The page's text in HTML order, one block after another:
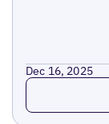
Dec 16, 2025
Read more